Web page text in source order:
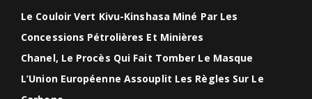
Le Couloir Vert Kivu-Kinshasa Miné Par Les
Concessions Pétrolières Et Minières
Chanel, Le Procès Qui Fait Tomber Le Masque
L’Union Européenne Assouplit Les Règles Sur Le